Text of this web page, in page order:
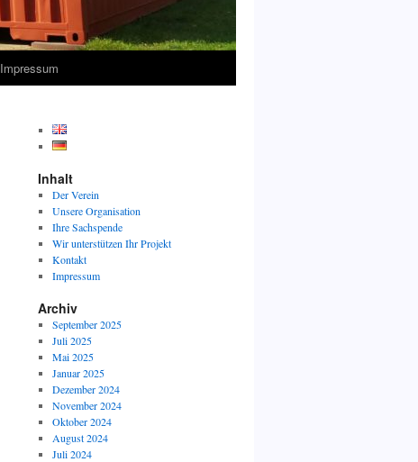
Impressum
Inhalt
Der Verein
Unsere Organisation
Ihre Sachspende
Wir unterstützen Ihr Projekt
Kontakt
Impressum
Archiv
September 2025
Juli 2025
Mai 2025
Januar 2025
Dezember 2024
November 2024
Oktober 2024
August 2024
Juli 2024